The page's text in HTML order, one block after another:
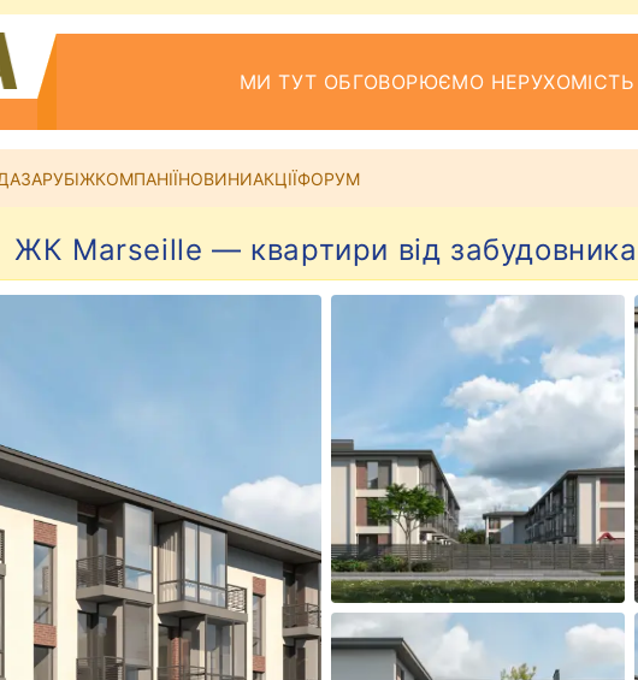
МИ ТУТ ОБГОВОРЮЄМО НЕРУХОМІСТЬ
ЗАРУБІЖКОМПАНІЇНОВИНИАКЦІЇФОРУМ
ЖК Marseille — квартири від забудовника